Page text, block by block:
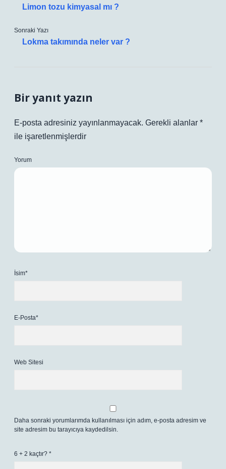
Limon tozu kimyasal mı ?
Sonraki Yazı
Lokma takımında neler var ?
Bir yanıt yazın
E-posta adresiniz yayınlanmayacak. Gerekli alanlar *
ile işaretlenmişlerdir
Yorum
İsim*
E-Posta*
Web Sitesi
Daha sonraki yorumlarımda kullanılması için adım, e-posta adresim ve
site adresim bu tarayıcıya kaydedilsin.
6 + 2 kaçtır? *